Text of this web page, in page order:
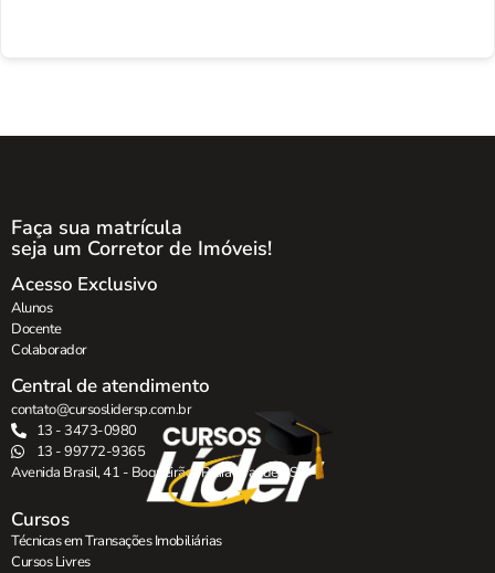
Faça sua matrícula
seja um Corretor de Imóveis!
Acesso Exclusivo
Alunos
Docente
Colaborador
Central de atendimento
contato@cursoslidersp.com.br
13 - 3473-0980
13 - 99772-9365
Avenida Brasil, 41 - Boqueirão , Praia Grande - SP.
Cursos
Técnicas em Transações Imobiliárias
Cursos Livres